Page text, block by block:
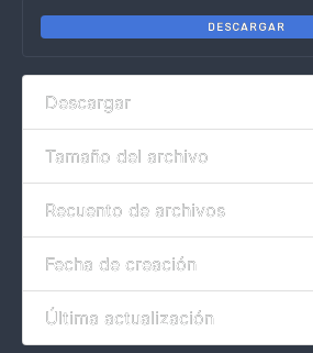
DESCARGAR
Descargar
Tamaño del archivo
Recuento de archivos
Fecha de creación
Última actualización